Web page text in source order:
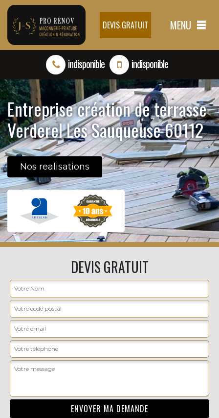
DEVIS GRATUIT MENU
indisponible indisponible
Entreprise création de terrasse
Verderel Les Sauqueuse 60112
Nos realisations
DEVIS GRATUIT